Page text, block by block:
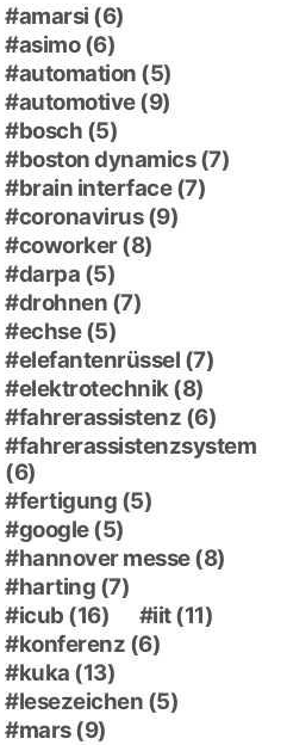
amarsi (6)
asimo(6)
automation (5)
automotive(9)
bosch (5)
boston dynamics(7)
brain interface(7)
coronavirus(9)
coworker(8)
darpa (5)
drohnen (7)
echse(5)
elefantenrüssel (7)
elektrotechnik(8)
fahrerassistenz (6)
fahrerassistenzsystem
(6)
fertigung (5)
google(5)
hannover messe(8)
harting (7)
icub (16) iit(11)
konferenz (6)
kuka (13)
lesezeichen (5)
mars(9)